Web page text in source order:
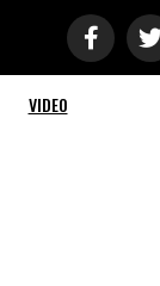
VIDEO